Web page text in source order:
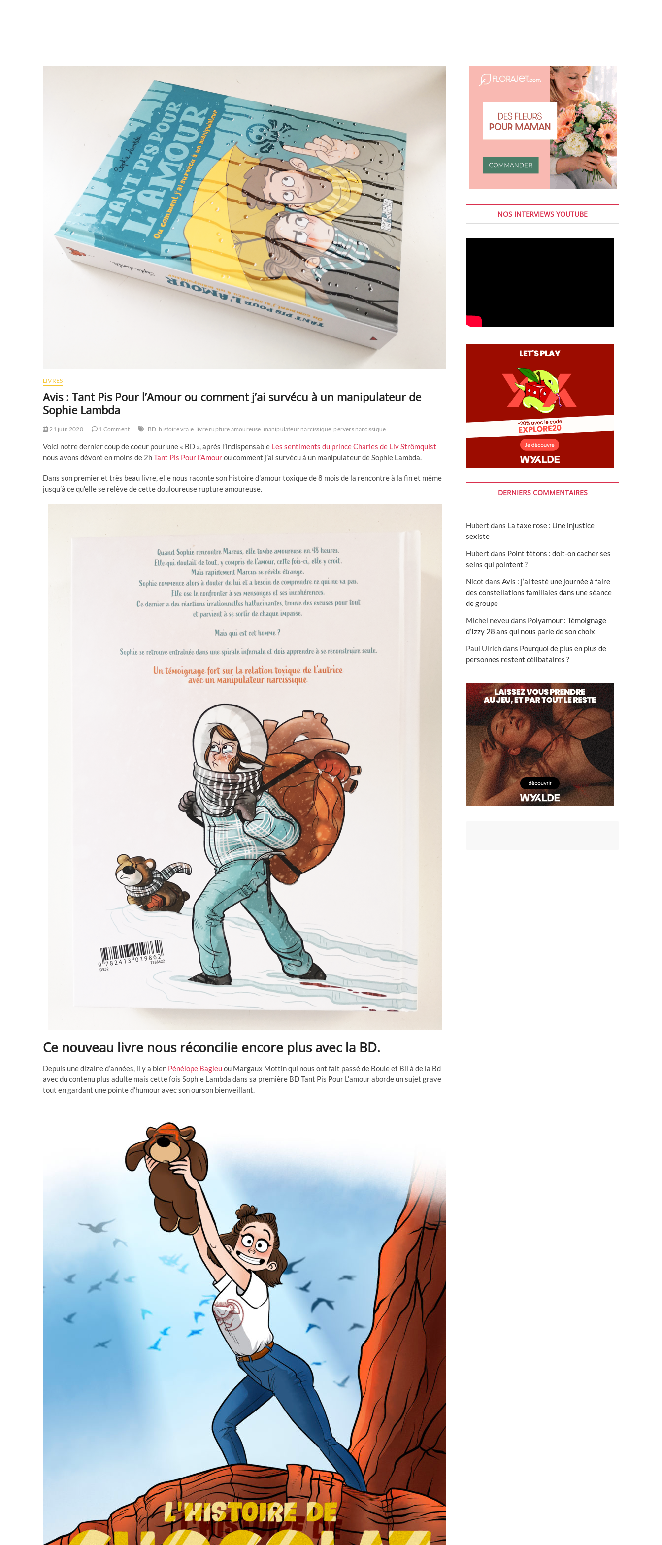
LIVRES
Avis : Tant Pis Pour l’Amour ou comment j’ai survécu à un manipulateur de
Sophie Lambda
21 juin 2020 1 Comment BD histoire vraie livre rupture amoureuse manipulateur narcissique pervers narcissique
Voici notre dernier coup de coeur pour une « BD », après l’indispensable Les sentiments du prince Charles de Liv Strömquist
nous avons dévoré en moins de 2hTant Pis Pour l’Amourou comment j’ai survécu à un manipulateur de Sophie Lambda.
Dans son premier et très beau livre, elle nous raconte son histoire d’amour toxique de 8 mois de la rencontre à la fin et même
jusqu’à ce qu’elle se relève de cette douloureuse rupture amoureuse.
Ce nouveau livre nous réconcilie encore plus avec la BD.
Depuis une dizaine d’années, il y a bien Pénélope Bagieuou Margaux Mottin qui nous ont fait passé de Boule et Bil à de la Bd
avec du contenu plus adulte mais cette fois Sophie Lambda dans sa première BD Tant Pis Pour L’amour aborde un sujet grave
tout en gardant une pointe d’humour avec son ourson bienveillant.
NOS INTERVIEWS YOUTUBE
DERNIERS COMMENTAIRES
Hubert dans La taxe rose : Une injustice
sexiste
Hubert dans Point tétons : doit-on cacher ses
seins qui pointent ?
Nicot dans Avis : j’ai testé une journée à faire
des constellations familiales dans une séance
de groupe
Michel neveudans Polyamour : Témoignage
d’Izzy 28 ans qui nous parle de son choix
Paul Ulrichdans Pourquoi de plus en plus de
personnes restent célibataires ?